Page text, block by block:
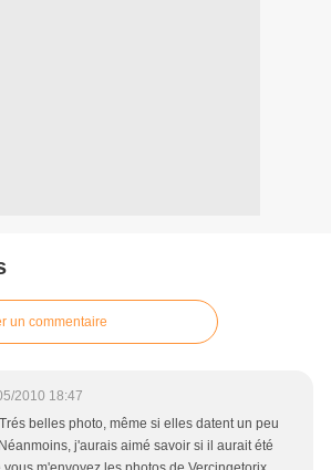
un commentaire
2010 18:47
belles photo, même si elles datent un peu
j'aurais aimé savoir si il aurait été